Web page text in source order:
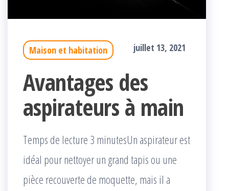
Maison et habitation juillet 13, 2021
Avantages des
aspirateurs à main
Temps de lecture 3 minutesUn aspirateur est
idéal pour nettoyer un grand tapis ou une
pièce recouverte de moquette, mais il a